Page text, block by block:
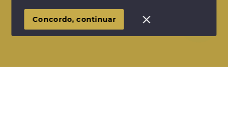
SITE PARA IMOBILIARIA
Concordo, continuar